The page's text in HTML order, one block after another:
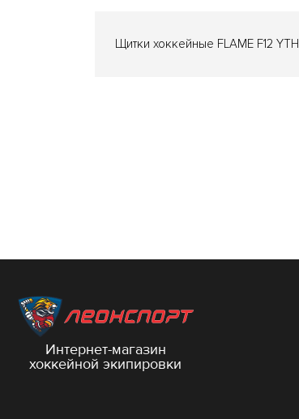
Щитки хоккейные FLAME F12 YTH
Интернет-магазин
хоккейной экипировки